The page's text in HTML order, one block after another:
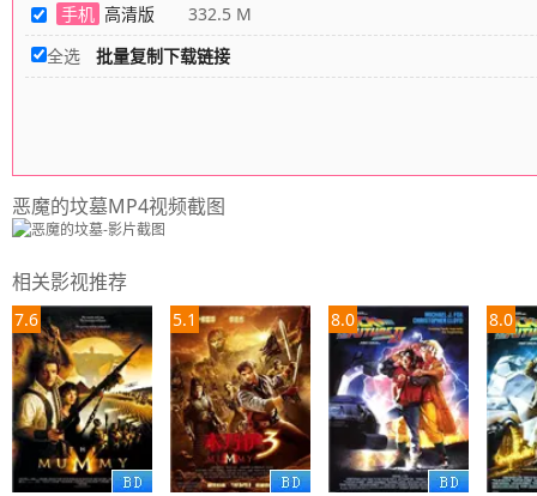
手机 高清版 332.5 M
全选
批量复制下载链接
恶魔的坟墓MP4视频截图
相关影视推荐
7.6 5.1 8.0 8.0